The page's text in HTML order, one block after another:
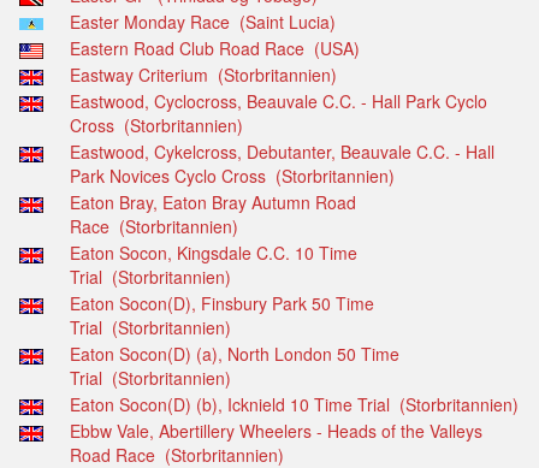
Easter Monday Race (Saint Lucia)
Eastern Road Club Road Race (USA)
Eastway Criterium (Storbritannien)
Eastwood, Cyclocross, Beauvale C.C. - Hall Park Cyclo
Cross (Storbritannien)
Eastwood, Cykelcross, Debutanter, Beauvale C.C. - Hall
Park Novices Cyclo Cross (Storbritannien)
Eaton Bray, Eaton Bray Autumn Road
Race (Storbritannien)
Eaton Socon, Kingsdale C.C. 10 Time
Trial (Storbritannien)
Eaton Socon(D), Finsbury Park 50 Time
Trial (Storbritannien)
Eaton Socon(D) (a), North London 50 Time
Trial (Storbritannien)
Eaton Socon(D) (b), Icknield 10 Time Trial (Storbritannien)
Ebbw Vale, Abertillery Wheelers - Heads of the Valleys
Road Race (Storbritannien)